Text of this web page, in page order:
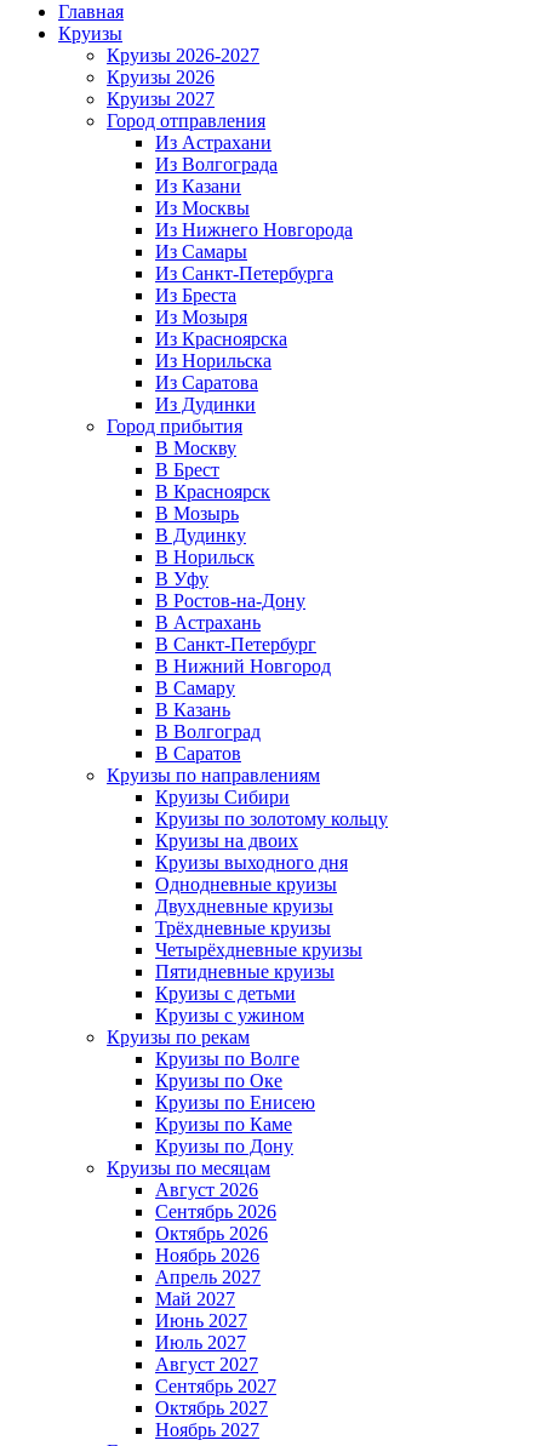
Главная
Круизы
Круизы 2026-2027
Круизы 2026
Круизы 2027
Город отправления
Из Астрахани
Из Волгограда
Из Казани
Из Москвы
Из Нижнего Новгорода
Из Самары
Из Санкт-Петербурга
Из Бреста
Из Мозыря
Из Красноярска
Из Норильска
Из Саратова
Из Дудинки
Город прибытия
В Москву
В Брест
В Красноярск
В Мозырь
В Дудинку
В Норильск
В Уфу
В Ростов-на-Дону
В Астрахань
В Санкт-Петербург
В Нижний Новгород
В Самару
В Казань
В Волгоград
В Саратов
Круизы по направлениям
Круизы Сибири
Круизы по золотому кольцу
Круизы на двоих
Круизы выходного дня
Однодневные круизы
Двухдневные круизы
Трёхдневные круизы
Четырёхдневные круизы
Пятидневные круизы
Круизы с детьми
Круизы с ужином
Круизы по рекам
Круизы по Волге
Круизы по Оке
Круизы по Енисею
Круизы по Каме
Круизы по Дону
Круизы по месяцам
Август 2026
Сентябрь 2026
Октябрь 2026
Ноябрь 2026
Апрель 2027
Май 2027
Июнь 2027
Июль 2027
Август 2027
Сентябрь 2027
Октябрь 2027
Ноябрь 2027